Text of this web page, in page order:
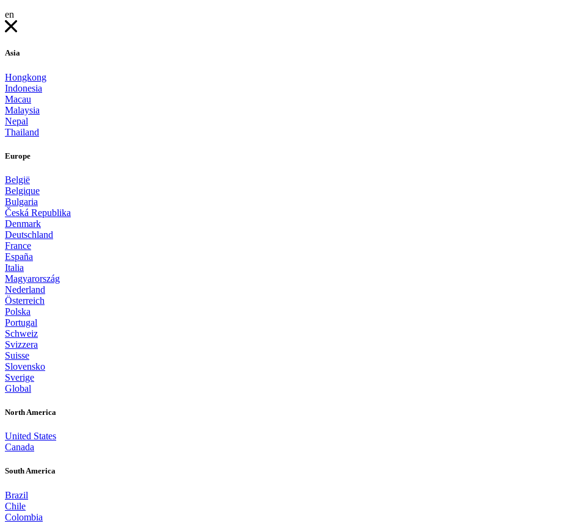
en
Asia
Hongkong
Indonesia
Macau
Malaysia
Nepal
Thailand
Europe
België
Belgique
Bulgaria
Česká Republika
Denmark
Deutschland
France
España
Italia
Magyarország
Nederland
Österreich
Polska
Portugal
Schweiz
Svizzera
Suisse
Slovensko
Sverige
Global
North America
United States
Canada
South America
Brazil
Chile
Colombia